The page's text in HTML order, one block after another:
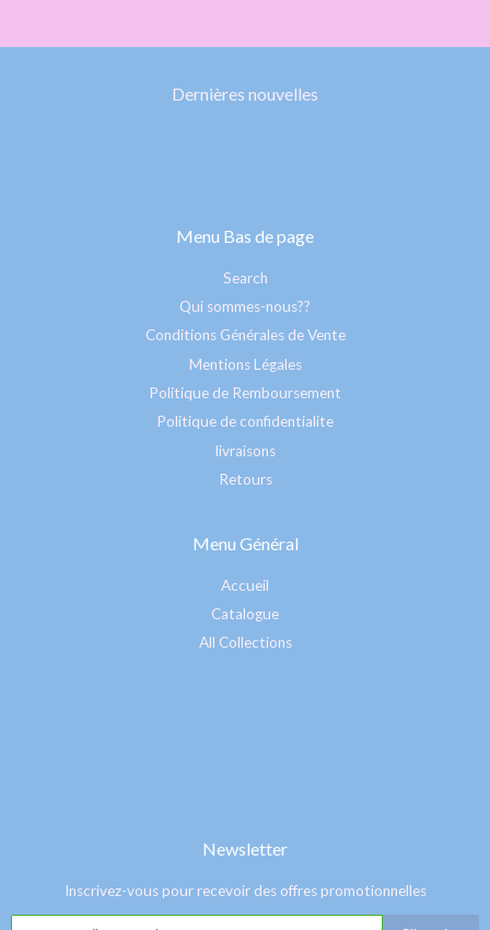
Dernières nouvelles
Menu Bas de page
Search
Qui sommes-nous??
Conditions Générales de Vente
Mentions Légales
Politique de Remboursement
Politique de confidentialite
livraisons
Retours
Menu Général
Accueil
Catalogue
All Collections
Newsletter
Inscrivez-vous pour recevoir des offres promotionnelles